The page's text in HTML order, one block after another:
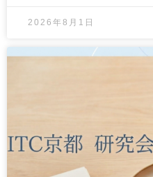
2026年8月1日